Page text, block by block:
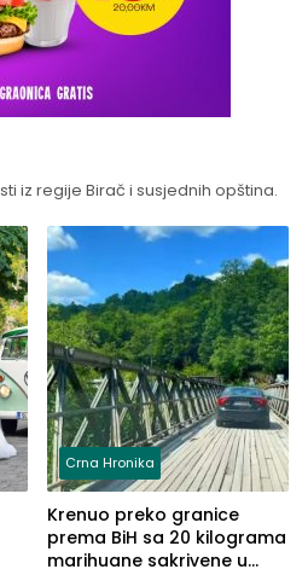
iz regije Birač i susjednih opština.
Crna Hronika
Krenuo preko granice
prema BiH sa 20 kilograma
marihuane sakrivene u